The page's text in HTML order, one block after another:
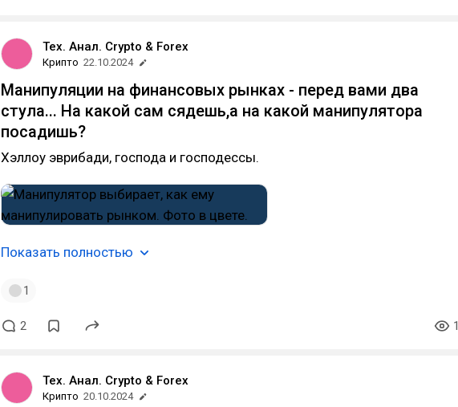
Тех. Анал. Crypto & Forex
Крипто 22.10.2024
Манипуляции на финансовых рынках - перед вами два
стула... На какой сам сядешь,а на какой манипулятора
посадишь?
Хэллоу эврибади, господа и господессы.
Показать полностью
1
2
Тех. Анал. Crypto & Forex
Крипто 20.10.2024